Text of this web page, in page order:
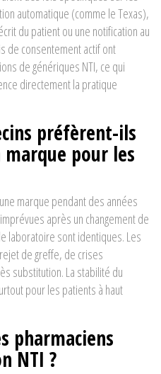
automatique (comme le Texas),
du patient ou une notification au
de consentement actif ont
de génériques NTI, ce qui
directement la pratique
préfèrent-ils
pour les
marque pendant des années
après un changement de
laboratoire sont identiques. Les
de greffe, de crises
substitution. La stabilité du
pour les patients à haut
pharmaciens
NTI ?